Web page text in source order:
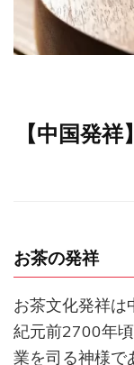
【中国発
お茶の発祥
お茶文化発祥は
紀元前2700年
業を司る神様で